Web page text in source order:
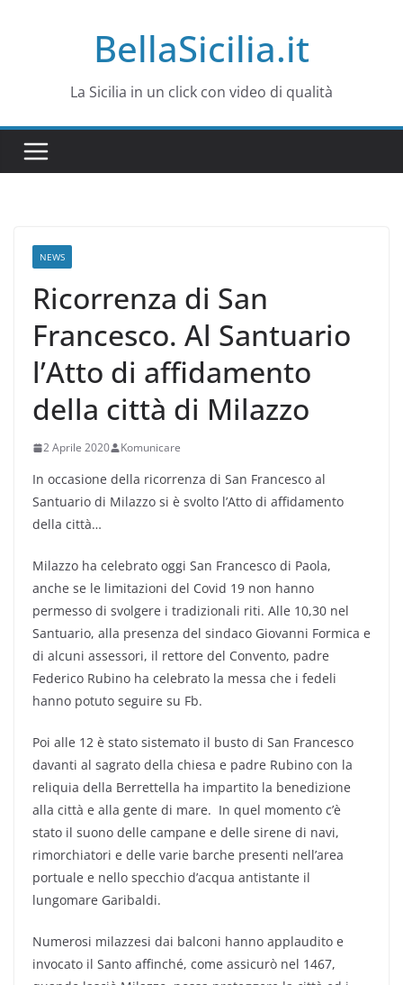
BellaSicilia.it
La Sicilia in un click con video di qualità
NEWS
Ricorrenza di San
Francesco. Al Santuario
l’Atto di affidamento
della città di Milazzo
2 Aprile 2020 Komunicare
In occasione della ricorrenza di San Francesco al
Santuario di Milazzo si è svolto l’Atto di affidamento
della città…
Milazzo ha celebrato oggi San Francesco di Paola,
anche se le limitazioni del Covid 19 non hanno
permesso di svolgere i tradizionali riti. Alle 10,30 nel
Santuario, alla presenza del sindaco Giovanni Formica e
di alcuni assessori, il rettore del Convento, padre
Federico Rubino ha celebrato la messa che i fedeli
hanno potuto seguire su Fb.
Poi alle 12 è stato sistemato il busto di San Francesco
davanti al sagrato della chiesa e padre Rubino con la
reliquia della Berrettella ha impartito la benedizione
alla città e alla gente di mare. In quel momento c’è
stato il suono delle campane e delle sirene di navi,
rimorchiatori e delle varie barche presenti nell’area
portuale e nello specchio d’acqua antistante il
lungomare Garibaldi.
Numerosi milazzesi dai balconi hanno applaudito e
invocato il Santo affinché, come assicurò nel 1467,